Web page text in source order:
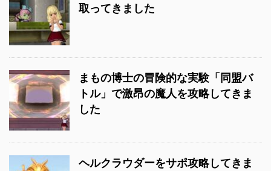
取ってきました
まもの博士の冒険的な実験「同盟バ
トル」で激昂の魔人を攻略してきま
した
ヘルクラウダーをサポ攻略してきま